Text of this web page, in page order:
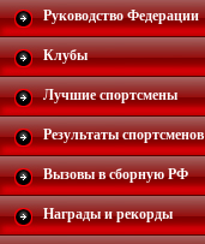
Руководство Федерации
Клубы
Лучшие спортсмены
Результаты спортсменов
Вызовы в сборную РФ
Награды и рекорды